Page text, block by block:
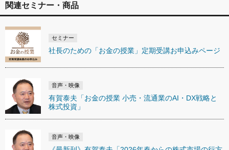
関連セミナー・商品
セミナー
社長のための「お金の授業」定期受講お申込みページ
音声・映像
有賀泰夫「お金の授業 小売・流通業のAI・DX戦略と
株式投資」
音声・映像